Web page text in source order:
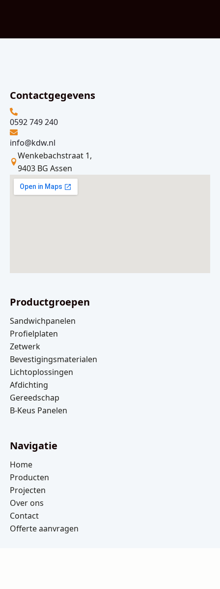
Contactgegevens
0592 749 240
info@kdw.nl
Wenkebachstraat 1,
9403 BG Assen
Productgroepen
Sandwichpanelen
Profielplaten
Zetwerk
Bevestigingsmaterialen
Lichtoplossingen
Afdichting
Gereedschap
B-Keus Panelen
Navigatie
Home
Producten
Projecten
Over ons
Contact
Offerte aanvragen